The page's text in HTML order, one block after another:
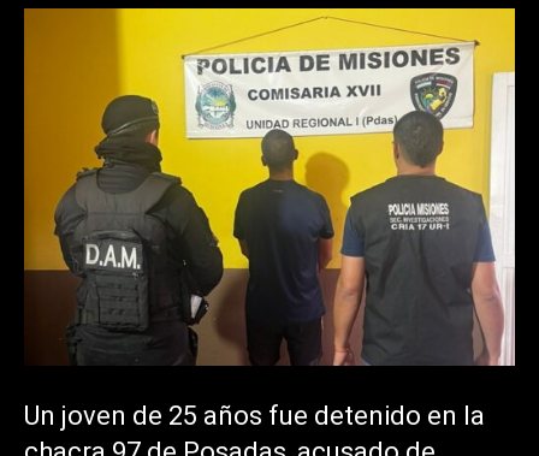
Un joven de 25 años fue detenido en la